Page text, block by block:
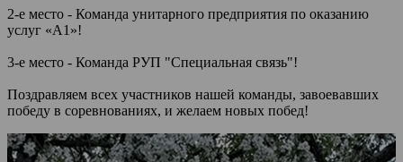
2-е место - Команда унитарного предприятия по оказанию
услуг «А1»!
3-е место - Команда РУП "Специальная связь"!
Поздравляем всех участников нашей команды, завоевавших
победу в соревнованиях, и желаем новых побед!